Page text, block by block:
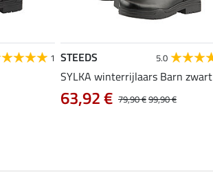
1 STEEDS 5.0
SYLKA winterrijlaars Barn zwart
79,90 €99,90 €
63,92 €